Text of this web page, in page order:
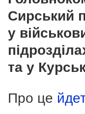
Сирський
у
та у
Про це